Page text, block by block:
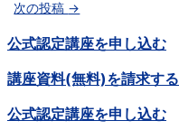
次の投稿 →
公式認定講座を申し込む
講座資料(無料)を請求する
公式認定講座を申し込む